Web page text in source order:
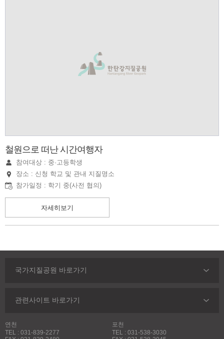
철원으로 떠난 시간여행자
참여대상 : 중·고등학생
장소 : 신청 학교 및 관내 지질명소
참가일정 : 학기 중(사전 협의)
자세히보기
연천
TEL : 031-839-2277
포천
TEL : 031-538-3030
국가지질공원 바로가기
관련사이트 바로가기